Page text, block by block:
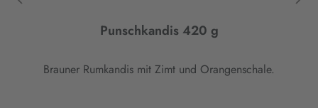
Punschkandis 420 g
Brauner Rumkandis mit Zimt und Orangenschale.